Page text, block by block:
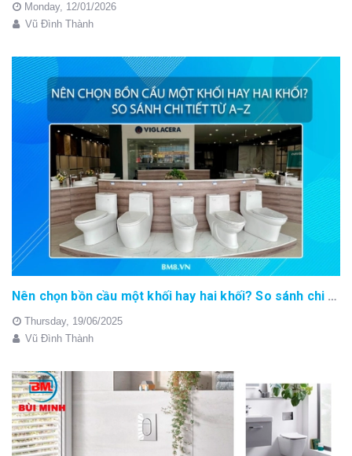
Monday, 12/01/2026
Vũ Đình Thành
Nên chọn bồn cầu một khối hay hai khối? So sánh chi tiết từ A–Z
Thursday, 19/06/2025
Vũ Đình Thành